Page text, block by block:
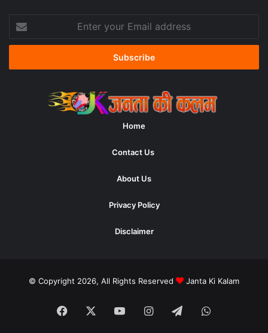
your
Email
Home
Contact Us
About Us
Privacy Policy
Disclaimer
© Copyright 2026, All Rights Reserved Janta Ki Kalam
Facebook YouTubeInstagram
TelegramWhatsApp